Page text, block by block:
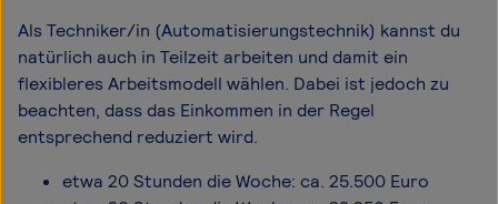
Als Techniker/in (Automatisierungstechnik) kannst du
natürlich auch in Teilzeit arbeiten und damit ein
flexibleres Arbeitsmodell wählen. Dabei ist jedoch zu
beachten, dass das Einkommen in der Regel
entsprechend reduziert wird.
etwa 20 Stunden die Woche: ca. 25.500 Euro